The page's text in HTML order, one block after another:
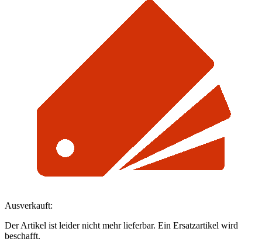
Ausverkauft:
Der Artikel ist leider nicht mehr lieferbar. Ein Ersatzartikel wird
beschafft.